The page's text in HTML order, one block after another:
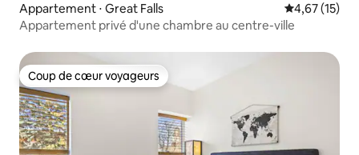
Appartement ⋅ Great Falls Évaluation
4,67 (15)
Appartement privé d'une chambre au centre-ville
Coup de cœur voyageurs
Coup de cœur voyageurs